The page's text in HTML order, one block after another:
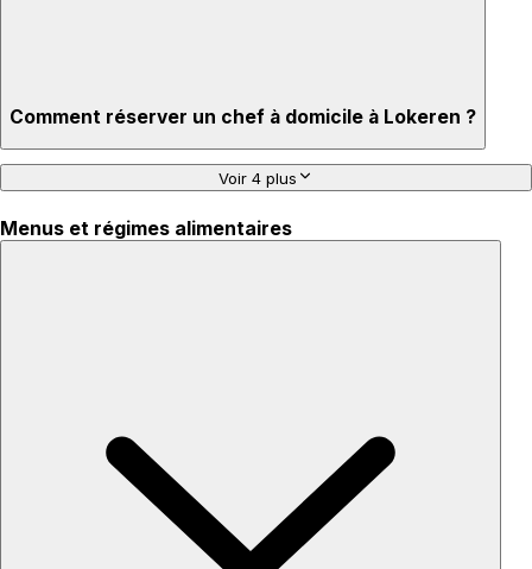
Comment réserver un chef à domicile à Lokeren ?
Voir 4 plus
Menus et régimes alimentaires